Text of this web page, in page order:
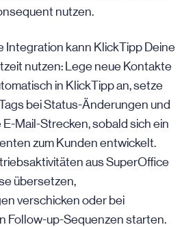
nutzen.
Integration kann KlickTipp Deine
nutzen: Lege neue Kontakte
in KlickTipp an, setze
bei Status-Änderungen und
Mail-Strecken, sobald sich ein
zum Kunden entwickelt.
aus SuperOffice
übersetzen,
verschicken oder bei
Follow-up-Sequenzen starten.